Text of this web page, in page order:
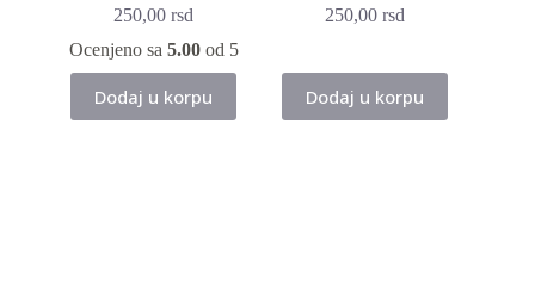
250,00rsd
Ocenjeno sa 5.00od 5
Dodaj u korpu
250,00rsd
Dodaj u korpu